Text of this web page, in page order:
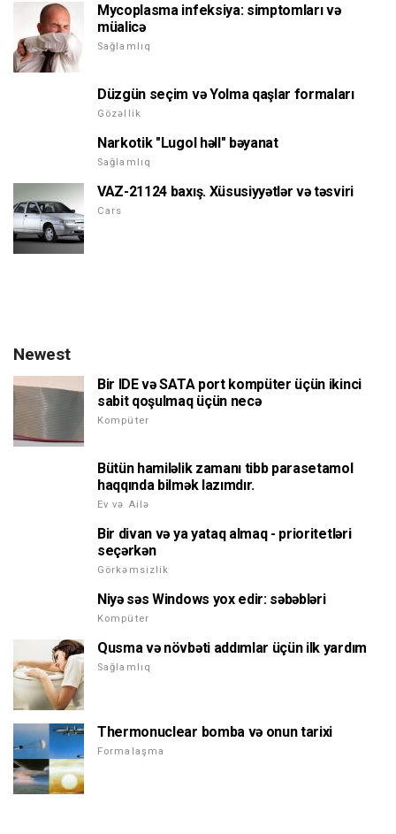
Mycoplasma infeksiya: simptomları və
müalicə
Sağlamlıq
Düzgün seçim və Yolma qaşlar formaları
Gözəllik
Narkotik "Lugol həll" bəyanat
Sağlamlıq
VAZ-21124 baxış. Xüsusiyyətlər və təsviri
Cars
Newest
Bir IDE və SATA port kompüter üçün ikinci
sabit qoşulmaq üçün necə
Kompüter
Bütün hamiləlik zamanı tibb parasetamol
haqqında bilmək lazımdır.
Ev və Ailə
Bir divan və ya yataq almaq - prioritetləri
seçərkən
Görkəmsizlik
Niyə səs Windows yox edir: səbəbləri
Kompüter
Qusma və növbəti addımlar üçün ilk yardım
Sağlamlıq
Thermonuclear bomba və onun tarixi
Formalaşma